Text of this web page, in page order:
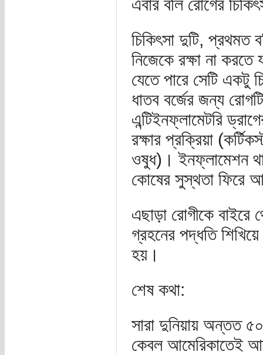
এবার বলি রোগের
চিকিৎসা দুটি,
নিজেকে রক্ষা না করতে
যেতে পারে সেটি একটু
ধাতব বর্জের জন্য
এন্টিইনফ্লামেটরি
রক্ষার প্রক্রিয়া
ওষুধ)। ইনফ্লামেশন
কোষের সুস্থতা ফিরে
এছাড়া রোগীকে বাইরে
গ্রহনের পদ্ধতি
হয়।
শেষ কথা:
সারা দুনিয়ায় অন্তত
কেবল আমেরিকাতেই